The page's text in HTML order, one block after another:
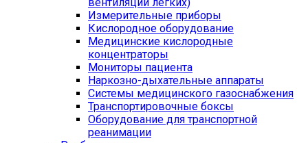
Измерительные приборы
Кислородное оборудование
Медицинские кислородные
концентраторы
Мониторы пациента
Наркозно-дыхательные аппараты
Системы медицинского газоснабжения
Транспортировочные боксы
Оборудование для транспортной
реанимации